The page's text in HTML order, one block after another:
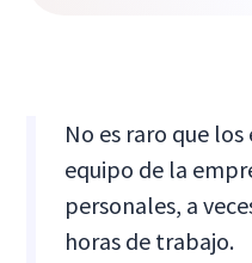
No es raro que
equipo de la
personales, a
horas de trabajo.